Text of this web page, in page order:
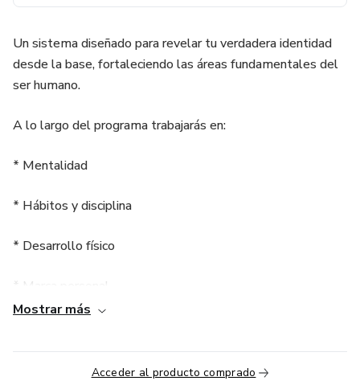
Un sistema diseñado para revelar tu verdadera identidad
desde la base, fortaleciendo las áreas fundamentales del
ser humano.
A lo largo del programa trabajarás en:
* Mentalidad
* Hábitos y disciplina
* Desarrollo físico
* Marca personal
* Espiritualidad y conciencia
Mostrar más
Acceder al producto comprado